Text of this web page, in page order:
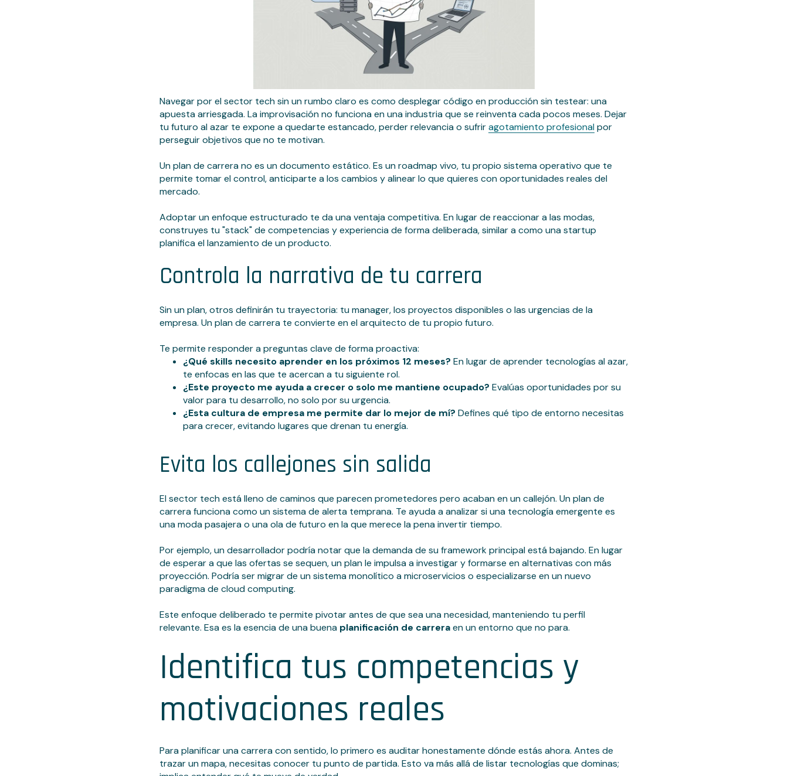
Navegar por el sector tech sin un rumbo claro es como desplegar código en producción sin testear: una
apuesta arriesgada. La improvisación no funciona en una industria que se reinventa cada pocos meses. Dejar
tu futuro al azar te expone a quedarte estancado, perder relevancia o sufriragotamiento profesionalpor
perseguir objetivos que no te motivan.
Un plan de carrera no es un documento estático. Es un roadmap vivo, tu propio sistema operativo que te
permite tomar el control, anticiparte a los cambios y alinear lo que quieres con oportunidades reales del
mercado.
Adoptar un enfoque estructurado te da una ventaja competitiva. En lugar de reaccionar a las modas,
construyes tu "stack" de competencias y experiencia de forma deliberada, similar a como una startup
planifica el lanzamiento de un producto.
Controla la narrativa de tu carrera
Sin un plan, otros definirán tu trayectoria: tu manager, los proyectos disponibles o las urgencias de la
empresa. Un plan de carrera te convierte en el arquitecto de tu propio futuro.
Te permite responder a preguntas clave de forma proactiva:
¿Qué skills necesito aprender en los próximos 12 meses? En lugar de aprender tecnologías al azar,
te enfocas en las que te acercan a tu siguiente rol.
¿Este proyecto me ayuda a crecer o solo me mantiene ocupado? Evalúas oportunidades por su
valor para tu desarrollo, no solo por su urgencia.
¿Esta cultura de empresa me permite dar lo mejor de mí? Defines qué tipo de entorno necesitas
para crecer, evitando lugares que drenan tu energía.
Evita los callejones sin salida
El sector tech está lleno de caminos que parecen prometedores pero acaban en un callejón. Un plan de
carrera funciona como un sistema de alerta temprana. Te ayuda a analizar si una tecnología emergente es
una moda pasajera o una ola de futuro en la que merece la pena invertir tiempo.
Por ejemplo, un desarrollador podría notar que la demanda de su framework principal está bajando. En lugar
de esperar a que las ofertas se sequen, un plan le impulsa a investigar y formarse en alternativas con más
proyección. Podría ser migrar de un sistema monolítico a microservicios o especializarse en un nuevo
paradigma de cloud computing.
Este enfoque deliberado te permite pivotar antes de que sea una necesidad, manteniendo tu perfil
relevante. Esa es la esencia de una buena planificación de carreraen un entorno que no para.
Identifica tus competencias y
motivaciones reales
Para planificar una carrera con sentido, lo primero es auditar honestamente dónde estás ahora. Antes de
trazar un mapa, necesitas conocer tu punto de partida. Esto va más allá de listar tecnologías que dominas;